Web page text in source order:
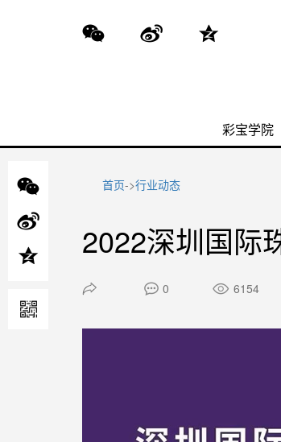
彩宝学院
首页->行业动态
2022深圳国际
0 6154